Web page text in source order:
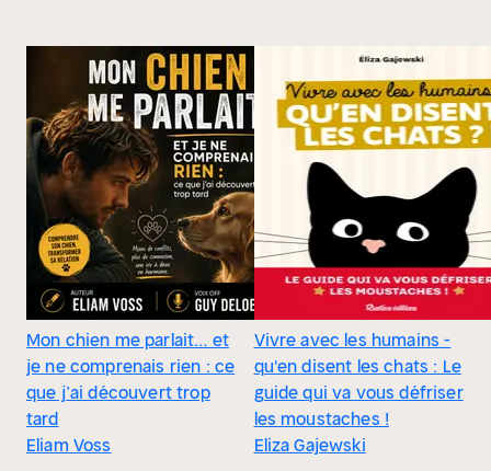
Mon chien me parlait… et
je ne comprenais rien : ce
que j’ai découvert trop
tard
Eliam Voss
Vivre avec les humains -
qu'en disent les chats : Le
guide qui va vous défriser
les moustaches !
Eliza Gajewski